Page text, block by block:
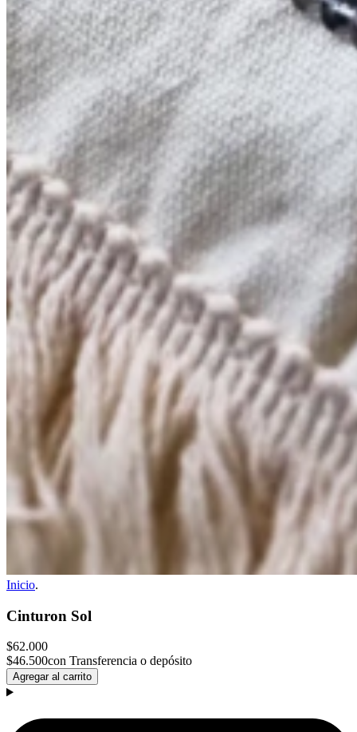
Inicio.
Cinturon Sol
$62.000
$46.500con Transferencia o depósito
Agregar al carrito